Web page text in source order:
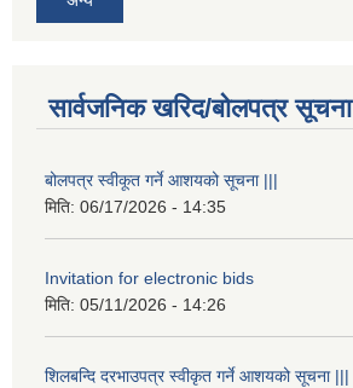
सार्वजनिक खरिद/बोलपत्र सूचना
बोलपत्र स्वीकूत गर्ने आशयको सूचना |||
मिति: 06/17/2026 - 14:35
Invitation for electronic bids
मिति: 05/11/2026 - 14:26
शिलबन्दि दरभाउपत्र स्वीकृत गर्ने आशयको सूचना |||